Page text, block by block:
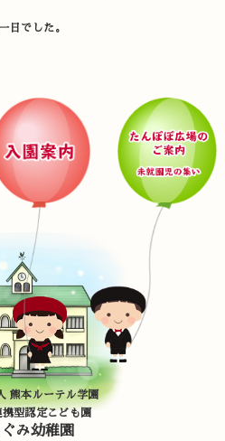
日でした。
熊本ルーテル学園
携型認定こども園
み幼稚園